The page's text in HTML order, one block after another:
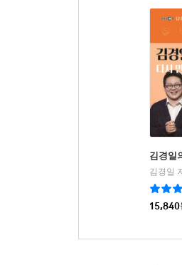
김경일
김경일
15,840